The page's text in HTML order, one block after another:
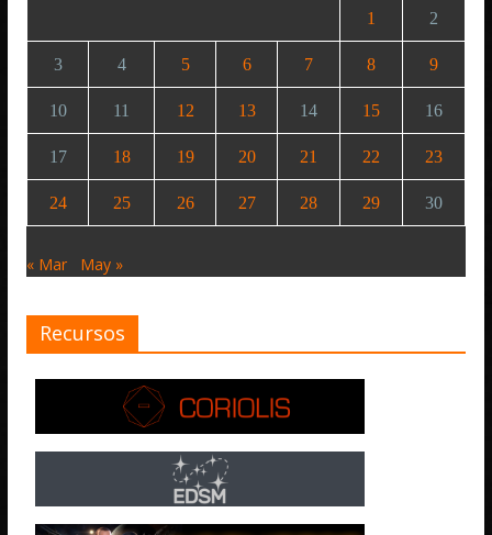
1 2
3 4 5 6 7 8 9
10 11 12 13 14 15 16
17 18 19 20 21 22 23
24 25 26 27 28 29 30
« Mar May »
Recursos